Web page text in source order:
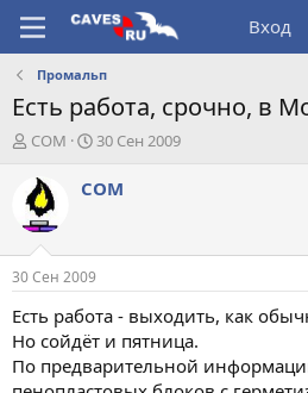
Вход
Промальп
Есть работа, срочно, в
А
т
о
р
т
е
м
ы
COM
Д
т
а
л
30 Сен 2009
COM
30 Сен 2009
Есть работа - выходить, как
Но сойдёт и пятница.
По предварительной